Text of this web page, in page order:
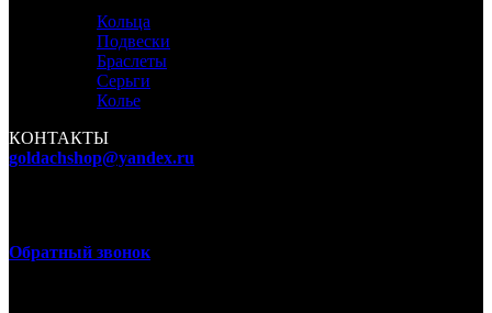
Кольца
Подвески
Браслеты
Серьги
Колье
КОНТАКТЫ
goldachshop@yandex.ru
Обратный звонок